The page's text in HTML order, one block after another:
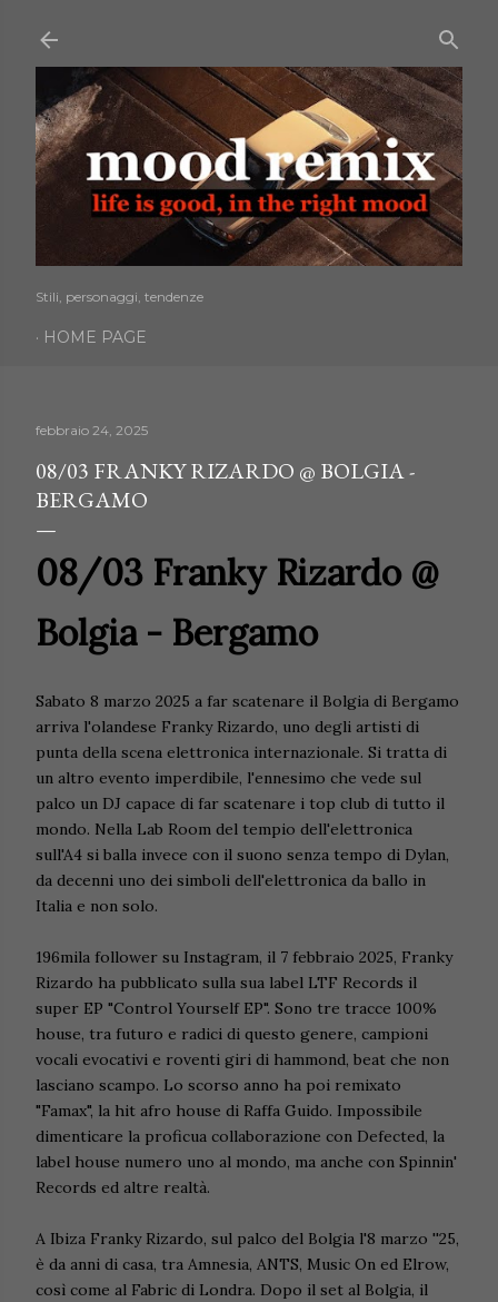
Stili, personaggi, tendenze
HOME PAGE
febbraio 24, 2025
08/03 FRANKY RIZARDO @ BOLGIA -
BERGAMO
08/03 Franky Rizardo @
Bolgia - Bergamo
Sabato 8 marzo 2025 a far scatenare il Bolgia di Bergamo
arriva l'olandese Franky Rizardo, uno degli artisti di
punta della scena elettronica internazionale. Si tratta di
un altro evento imperdibile, l'ennesimo che vede sul
palco un DJ capace di far scatenare i top club di tutto il
mondo. Nella Lab Room del tempio dell'elettronica
sull'A4 si balla invece con il suono senza tempo di Dylan,
da decenni uno dei simboli dell'elettronica da ballo in
Italia e non solo.
196mila follower su Instagram, il 7 febbraio 2025, Franky
Rizardo ha pubblicato sulla sua label LTF Records il
super EP "Control Yourself EP". Sono tre tracce 100%
house, tra futuro e radici di questo genere, campioni
vocali evocativi e roventi giri di hammond, beat che non
lasciano scampo. Lo scorso anno ha poi remixato
"Famax", la hit afro house di Raffa Guido. Impossibile
dimenticare la proficua collaborazione con Defected, la
label house numero uno al mondo, ma anche con Spinnin'
Records ed altre realtà.
A Ibiza Franky Rizardo, sul palco del Bolgia l'8 marzo ''25,
è da anni di casa, tra Amnesia, ANTS, Music On ed Elrow,
così come al Fabric di Londra. Dopo il set al Bolgia, il